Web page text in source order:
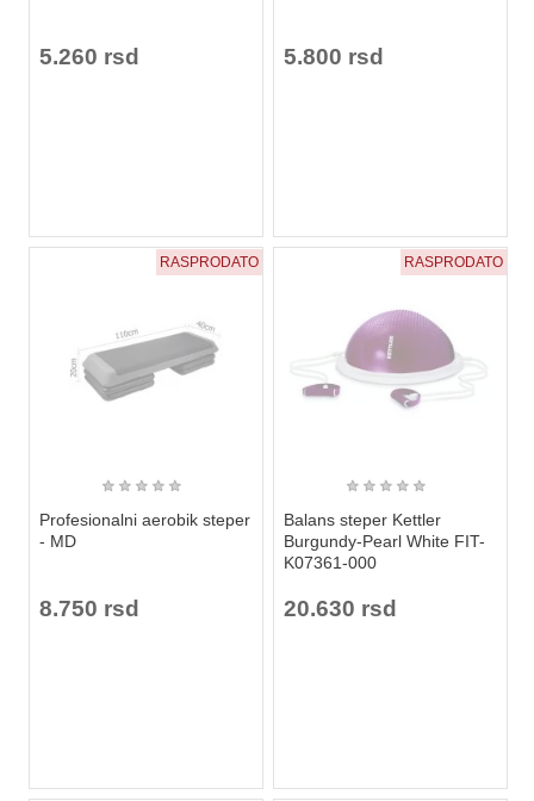
5.260 rsd 5.800 rsd
RASPRODATO
★ ★ ★ ★ ★
Profesionalni aerobik steper
- MD
8.750 rsd
RASPRODATO
★ ★ ★ ★ ★
Balans steper Kettler
Burgundy-Pearl White FIT-
K07361-000
20.630 rsd